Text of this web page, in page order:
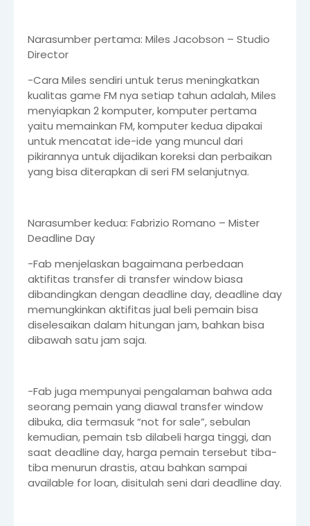
Narasumber pertama: Miles Jacobson – Studio
Director
-Cara Miles sendiri untuk terus meningkatkan
kualitas game FM nya setiap tahun adalah, Miles
menyiapkan 2 komputer, komputer pertama
yaitu memainkan FM, komputer kedua dipakai
untuk mencatat ide-ide yang muncul dari
pikirannya untuk dijadikan koreksi dan perbaikan
yang bisa diterapkan di seri FM selanjutnya.
Narasumber kedua: Fabrizio Romano – Mister
Deadline Day
-Fab menjelaskan bagaimana perbedaan
aktifitas transfer di transfer window biasa
dibandingkan dengan deadline day, deadline day
memungkinkan aktifitas jual beli pemain bisa
diselesaikan dalam hitungan jam, bahkan bisa
dibawah satu jam saja.
-Fab juga mempunyai pengalaman bahwa ada
seorang pemain yang diawal transfer window
dibuka, dia termasuk “not for sale”, sebulan
kemudian, pemain tsb dilabeli harga tinggi, dan
saat deadline day, harga pemain tersebut tiba-
tiba menurun drastis, atau bahkan sampai
available for loan, disitulah seni dari deadline day.